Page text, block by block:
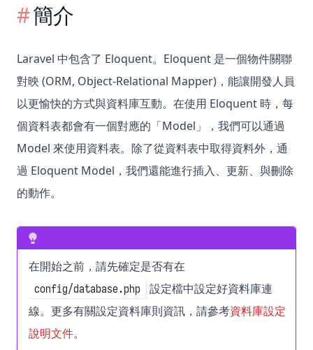
簡介
Laravel 中包含了 Eloquent。Eloquent 是一個物件關聯
對映 (ORM, Object-Relational Mapper)，能讓開發人員
以更愉快的方式與資料庫互動。在使用 Eloquent 時，每
個資料表都會有一個對應的「Model」，我們可以通過
Model 來使用資料表。除了從資料表中取得資料外，通
過 Eloquent Model，我們還能進行插入、更新、與刪除
的動作。
在開始之前，請先確定是否有在
config/database.php
設定檔中設定好資料庫連
線。更多有關設定資料庫則資訊，請參考資料庫設定
說明文件。